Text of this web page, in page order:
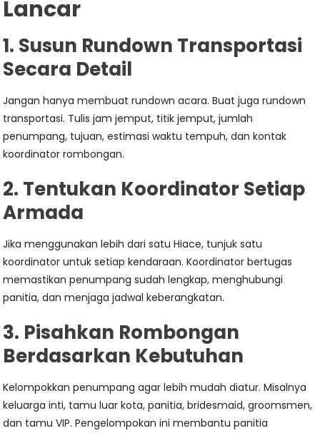
Lancar
1. Susun Rundown Transportasi
Secara Detail
Jangan hanya membuat rundown acara. Buat juga rundown
transportasi. Tulis jam jemput, titik jemput, jumlah
penumpang, tujuan, estimasi waktu tempuh, dan kontak
koordinator rombongan.
2. Tentukan Koordinator Setiap
Armada
Jika menggunakan lebih dari satu Hiace, tunjuk satu
koordinator untuk setiap kendaraan. Koordinator bertugas
memastikan penumpang sudah lengkap, menghubungi
panitia, dan menjaga jadwal keberangkatan.
3. Pisahkan Rombongan
Berdasarkan Kebutuhan
Kelompokkan penumpang agar lebih mudah diatur. Misalnya
keluarga inti, tamu luar kota, panitia, bridesmaid, groomsmen,
dan tamu VIP. Pengelompokan ini membantu panitia